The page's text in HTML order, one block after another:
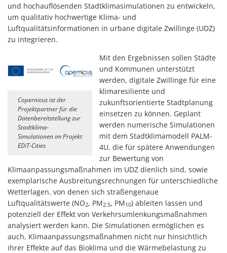
und hochauflösenden Stadtklimasimulationen zu entwickeln,
um qualitativ hochwertige Klima- und
Luftqualitätsinformationen in urbane digitale Zwillinge (UDZ)
zu integrieren.
Copernicus ist der
Projektpartner für die
Datenbereitstellung zur
Stadtklima-
Simulationen im Projekt
EDiT-Cities
Mit den Ergebnissen sollen Städte
und Kommunen unterstützt
werden, digitale Zwillinge für eine
klimaresiliente und
zukunftsorientierte Stadtplanung
einsetzen zu können. Geplant
werden numerische Simulationen
mit dem Stadtklimamodell PALM-
4U, die für spätere Anwendungen
zur Bewertung von
Klimaanpassungsmaßnahmen im UDZ dienlich sind, sowie
exemplarische Ausbreitungsrechnungen für unterschiedliche
Wetterlagen, von denen sich straßengenaue
Luftqualitätswerte (NO2, PM2.5, PM10) ableiten lassen und
potenziell der Effekt von Verkehrsumlenkungsmaßnahmen
analysiert werden kann. Die Simulationen ermöglichen es
auch, Klimaanpassungsmaßnahmen nicht nur hinsichtlich
ihrer Effekte auf das Bioklima und die Wärmebelastung zu